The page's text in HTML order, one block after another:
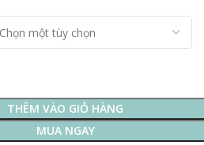
THÊM VÀO GIỎ HÀNG
MUA NGAY